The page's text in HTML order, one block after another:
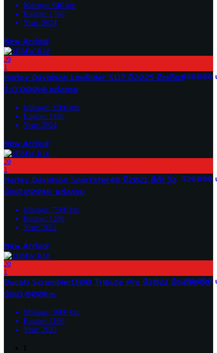
Mileage: 940 km
Engine: 1780
Year: 2024
New Arrival
20
1
849,000
Harley Davidson LowRider S117 ปี2025 มือเดียว
วิ่ง3,000Mi แต่งครบ
Mileage: 3500 km
Engine: 1946
Year: 2024
New Arrival
20
1
529,000
Harley Davidson Sportster48 ปี2021 สีดำ วิ่ง
น้อย7,000Mi. แต่งครบ
Mileage: 7500 km
Engine: 1200
Year: 2021
New Arrival
20
1
289,000
Ducati Scrambler1100 Tribute Pro ปี2023 มือเดียว วิ่ง
น้อย3,000Km.
Mileage: 3800 km
Engine: 1100
Year: 2023